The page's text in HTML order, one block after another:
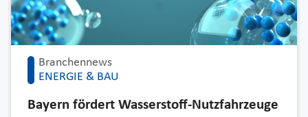
Branchennews
ENERGIE & BAU
Bayern fördert Wasserstoff-Nutzfahrzeuge